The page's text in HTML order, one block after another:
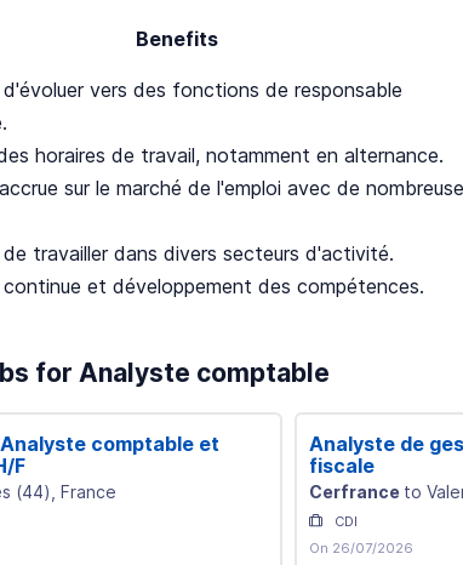
Benefits
vers des fonctions de responsable
horaires de travail, notamment en alternance.
sur le marché de l'emploi avec de
travailler dans divers secteurs d'activité.
et développement des compétences.
for Analyste comptable
comptable et
F
(44) , France
Analyste de
fiscale
Cerfrance to
CDI
On 26/07/2026